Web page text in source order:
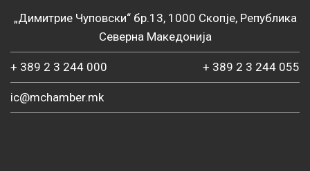
„Димитрие Чуповски“ бр.13, 1000 Скопје, Република
Северна Македонија
+ 389 2 3 244 000 + 389 2 3 244 055
ic@mchamber.mk